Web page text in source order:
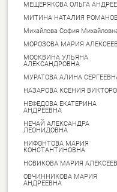
МЕЩЕРЯКОВА ОЛЬГА
МИТИНА НАТАЛИЯ
Михайлова София
МОРОЗОВА МАРИЯ
МОСКВИНА УЛЬЯНА
АЛЕКСАНДРОВНА
МУРАТОВА АЛИНА
НАЗАРОВА КСЕНИЯ
НЕФЕДОВА ЕКАТЕРИНА
АНДРЕЕВНА
НЕЧАЙ АЛЕКСАНДРА
ЛЕОНИДОВНА
НИФОНТОВА МАРИЯ
КОНСТАНТИНОВНА
НОВИКОВА МАРИЯ
ОВЧИННИКОВА МАРИЯ
АНДРЕЕВНА